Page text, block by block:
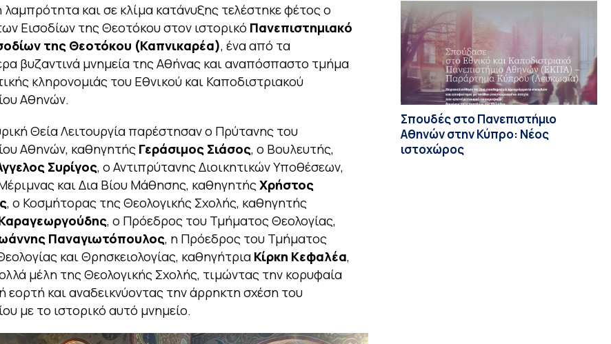
λαμπρότητα και σε κλίμα κατάνυξης τελέστηκε φέτος ο
Εισοδίων της Θεοτόκου στον ιστορικό Πανεπιστημιακό
της Θεοτόκου (Καπνικαρέα), ένα από τα
βυζαντινά μνημεία της Αθήνας και αναπόσπαστο τμήμα
κληρονομιάς του Εθνικού και Καποδιστριακού
Αθηνών.
Θεία Λειτουργία παρέστησαν ο Πρύτανης του
Αθηνών, καθηγητής Γεράσιμος Σιάσος, ο Βουλευτής,
Συρίγος, ο Αντιπρύτανης Διοικητικών Υποθέσεων,
και Δια Βίου Μάθησης, καθηγητήςΧρήστος
, ο Κοσμήτορας της Θεολογικής Σχολής, καθηγητής
, ο Πρόεδρος του Τμήματος Θεολογίας,
Παναγιωτόπουλος, η Πρόεδρος του Τμήματος
και Θρησκειολογίας, καθηγήτρια Κίρκη Κεφαλέα,
μέλη της Θεολογικής Σχολής, τιμώντας την κορυφαία
εορτή και αναδεικνύοντας την άρρηκτη σχέση του
με το ιστορικό αυτό μνημείο.
Σπουδές στο Πανεπιστήμιο
Αθηνών στην Κύπρο: Νέος
ιστοχώρος